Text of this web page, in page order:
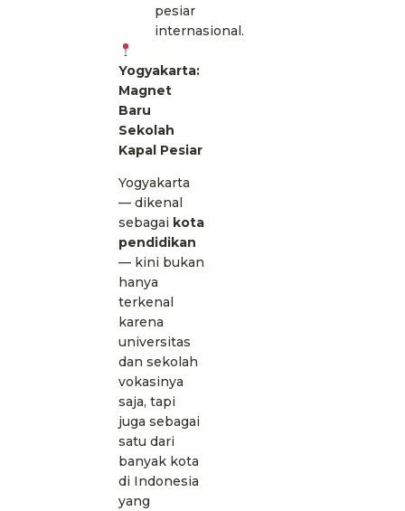
pesiar
internasional.
Yogyakarta:
Magnet
Baru
Sekolah
Kapal Pesiar
Yogyakarta
— dikenal
sebagai kota
pendidikan
— kini bukan
hanya
terkenal
karena
universitas
dan sekolah
vokasinya
saja, tapi
juga sebagai
satu dari
banyak kota
di Indonesia
yang